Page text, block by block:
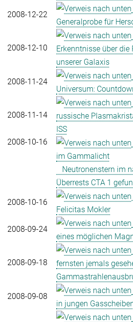
2008-12-22
Generalprobe für
2008-12-10
Erkenntnisse über die
unserer Galaxis
2008-11-24
Universum:
2008-11-14
russische
ISS
2008-10-16
im Gammalicht
Neutronenstern im
Überrests CTA 1
2008-10-16
Felicitas Mokler
2008-09-24
eines möglichen
2008-09-18
fernsten jemals
2008-09-08
in jungen